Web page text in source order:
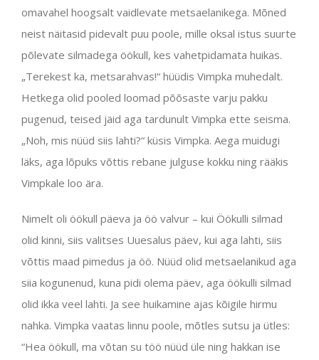
omavahel hoogsalt vaidlevate metsaelanikega. Mõned
neist näitasid pidevalt puu poole, mille oksal istus suurte
põlevate silmadega öökull, kes vahetpidamata huikas.
„Terekest ka, metsarahvas!“ hüüdis Vimpka muhedalt.
Hetkega olid pooled loomad põõsaste varju pakku
pugenud, teised jäid aga tardunult Vimpka ette seisma.
„Noh, mis nüüd siis lahti?“ küsis Vimpka. Aega muidugi
läks, aga lõpuks võttis rebane julguse kokku ning rääkis
Vimpkale loo ära.
Nimelt oli öökull päeva ja öö valvur – kui Öökulli silmad
olid kinni, siis valitses Uuesalus päev, kui aga lahti, siis
võttis maad pimedus ja öö. Nüüd olid metsaelanikud aga
siia kogunenud, kuna pidi olema päev, aga öökulli silmad
olid ikka veel lahti. Ja see huikamine ajas kõigile hirmu
nahka. Vimpka vaatas linnu poole, mõtles sutsu ja ütles:
“Hea öökull, ma võtan su töö nüüd üle ning hakkan ise